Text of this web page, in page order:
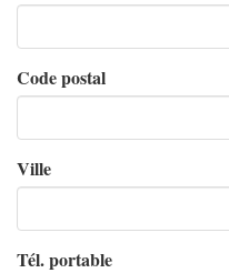
Code postal
Ville
Tél. portable